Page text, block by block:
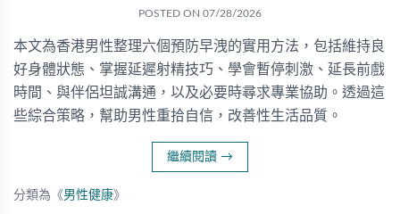
POSTED ON 07/28/2026
本文為香港男性整理六個預防早洩的實用方法，包括維持良
好身體狀態、掌握延遲射精技巧、學會暫停刺激、延長前戲
時間、與伴侶坦誠溝通，以及必要時尋求專業協助。透過這
些綜合策略，幫助男性重拾自信，改善性生活品質。
繼續閱讀 →
分類為《男性健康》